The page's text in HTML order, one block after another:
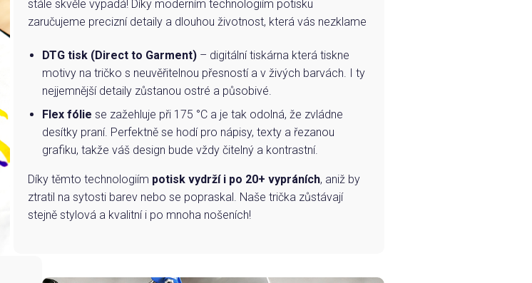
stále skvěle vypadá! Díky moderním technologiím potisku
zaručujeme precizní detaily a dlouhou životnost, která vás nezklame
DTG tisk (Direct to Garment)– digitální tiskárna která tiskne
motivy na tričko s neuvěřitelnou přesností a v živých barvách. I ty
nejjemnější detaily zůstanou ostré a působivé.
Flex fólie se zažehluje při 175 °C a je tak odolná, že zvládne
desítky praní. Perfektně se hodí pro nápisy, texty a řezanou
grafiku, takže váš design bude vždy čitelný a kontrastní.
Díky těmto technologiím potisk vydrží i po 20+ vypráních, aniž by
ztratil na sytosti barev nebo se popraskal. Naše trička zůstávají
stejně stylová a kvalitní i po mnoha nošeních!